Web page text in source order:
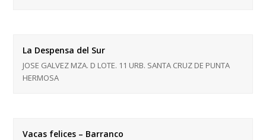
La Despensa del Sur
JOSE GALVEZ MZA. D LOTE. 11 URB. SANTA CRUZ DE PUNTA
HERMOSA
Vacas felices – Barranco